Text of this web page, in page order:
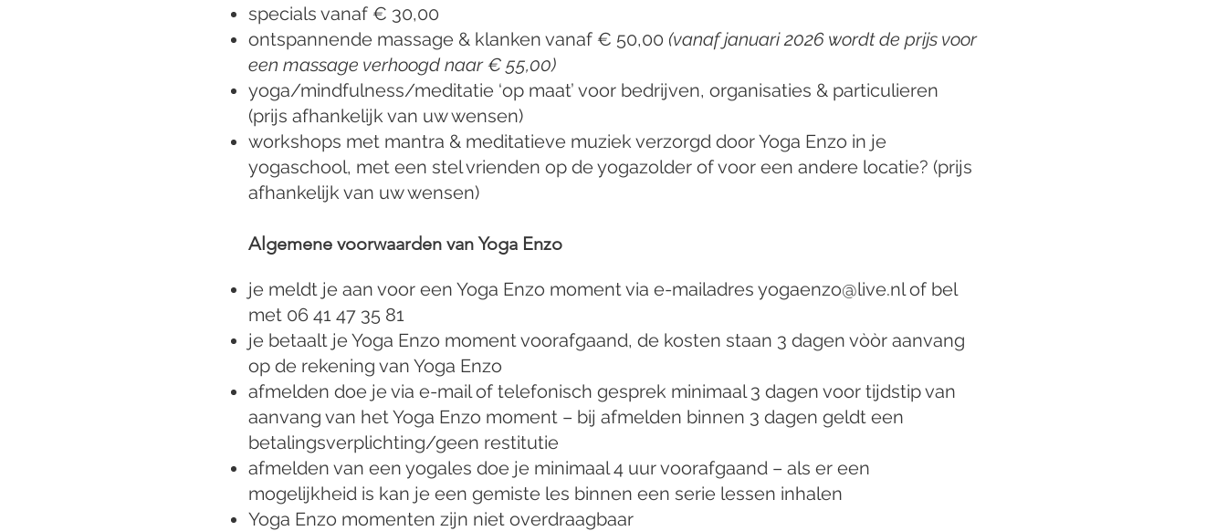
specials vanaf € 30,00
ontspannende massage & klanken vanaf € 50,00 (vanaf januari 2026 wordt de prijs voor
een massage verhoogd naar € 55,00)
yoga/mindfulness/meditatie ‘op maat’ voor bedrijven, organisaties & particulieren
(prijs afhankelijk van uw wensen)
workshops met mantra & meditatieve muziek verzorgd door Yoga Enzo in je
yogaschool, met een stel vrienden op de yogazolder of voor een andere locatie? (prijs
afhankelijk van uw wensen)
Algemene voorwaarden van Yoga Enzo
je meldt je aan voor een Yoga Enzo moment via e-mailadres yogaenzo@live.nlof bel
met 06 41 47 35 81
je betaalt je Yoga Enzo moment voorafgaand, de kosten staan 3 dagen vòòr aanvang
op de rekening van Yoga Enzo
afmelden doe je via e-mail of telefonisch gesprek minimaal 3 dagen voor tijdstip van
aanvang van het Yoga Enzo moment – bij afmelden binnen 3 dagen geldt een
betalingsverplichting/geen restitutie
afmelden van een yogales doe je minimaal 4 uur voorafgaand – als er een
mogelijkheid is kan je een gemiste les binnen een serie lessen inhalen
Yoga Enzo momenten zijn niet overdraagbaar